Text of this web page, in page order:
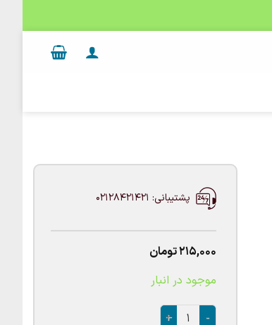
پشتیبانی: 02128421421
215,000تومان
موجود در انبار
پک بادکنک گاو عدد